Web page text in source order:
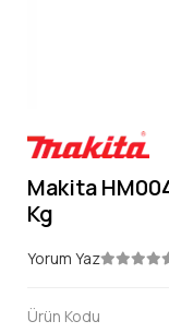
Makita
Kg
Yorum Yaz
Ürün Kodu